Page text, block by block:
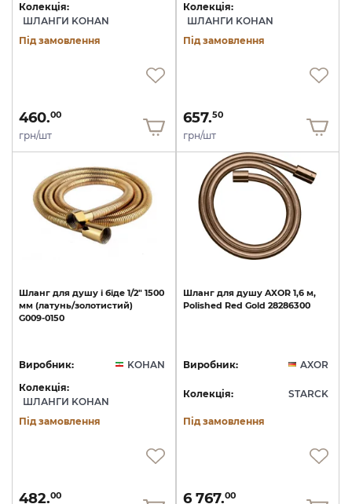
Колекція:
ШЛАНГИ KOHAN
Під замовлення
460.00
грн/шт
Колекція:
ШЛАНГИ KOHAN
Під замовлення
657.50
грн/шт
Шланг для душу і біде 1/2" 1500
мм (латунь/золотистий)
G009-0150
Виробник:
KOHAN
Колекція:
ШЛАНГИ KOHAN
Під замовлення
482.00
Шланг для душу AXOR 1,6 м,
Polished Red Gold 28286300
Виробник: AXOR
Колекція: STARCK
Під замовлення
6 767.00